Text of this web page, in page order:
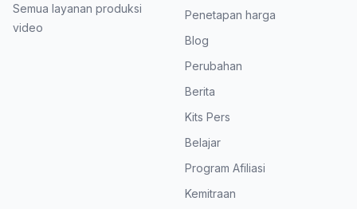
Semua layanan produksi
video
Penetapan harga
Blog
Perubahan
Berita
Kits Pers
Belajar
Program Afiliasi
Kemitraan